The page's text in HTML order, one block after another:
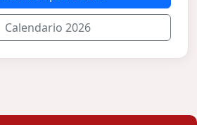
Calendario 2026